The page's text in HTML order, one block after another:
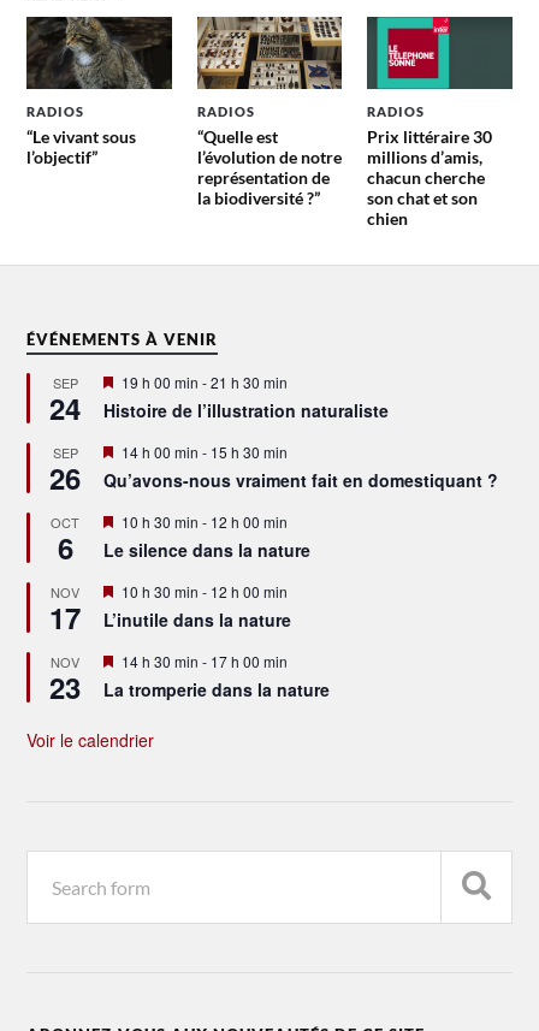
RADIOS
“Le vivant sous
l’objectif”
RADIOS
“Quelle est
l’évolution de notre
représentation de
la biodiversité ?”
RADIOS
Prix littéraire 30
millions d’amis,
chacun cherche
son chat et son
chien
ÉVÉNEMENTS À VENIR
SEP
24
Mis
avant
19 h 00 min -21 h 30 min
Histoire de l’illustration naturaliste
SEP
26
Mis
en
avant
14 h 00 min - 15 h 30 min
Qu’avons-nous vraiment fait en domestiquant ?
OCT
6
Mis
avant
10 h 30 min - 12 h 00 min
Le silence dans la nature
NOV
17
Mis
avant
10 h 30 min - 12 h 00 min
L’inutile dans la nature
NOV
23
Mis
avant
14 h 30 min - 17 h 00 min
La tromperie dans la nature
Voir le calendrier